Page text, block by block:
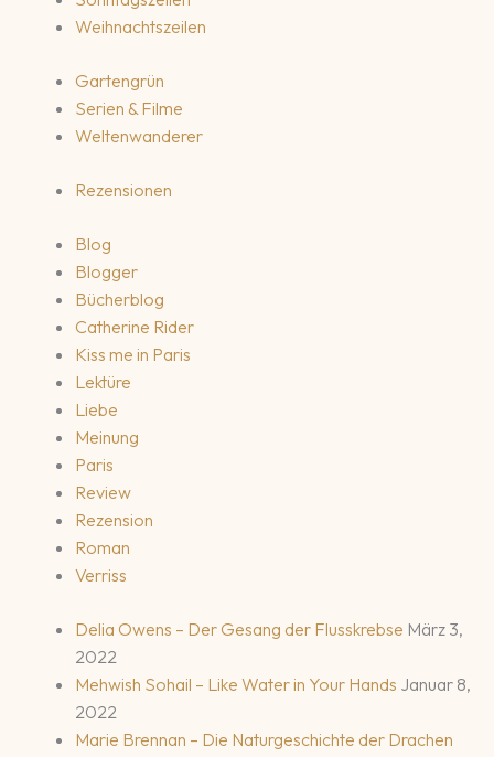
Weihnachtszeilen
Gartengrün
Serien & Filme
Weltenwanderer
Rezensionen
Blog
Blogger
Bücherblog
Catherine Rider
Kiss me in Paris
Lektüre
Liebe
Meinung
Paris
Review
Rezension
Roman
Verriss
Delia Owens – Der Gesang der Flusskrebse März 3,
2022
Mehwish Sohail – Like Water in Your Hands Januar 8,
2022
Marie Brennan – Die Naturgeschichte der Drachen